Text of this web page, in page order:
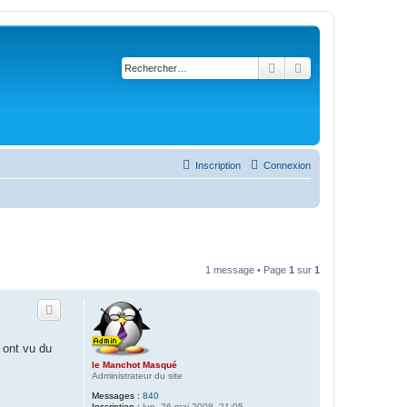
Rechercher
Connexion
Inscription
1 message • Page 1 sur 1
le Manchot Masqué
Administrateur du site
Messages : 840
vu du